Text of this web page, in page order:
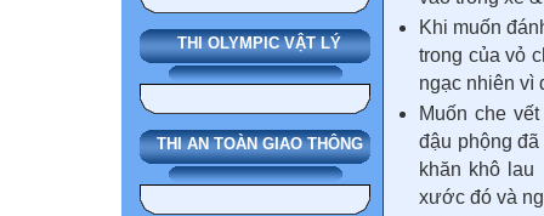
THI OLYMPIC VẬT LÝ
THI AN TOÀN GIAO THÔNG
Khi muốn
trong của vỏ
ngạc nhiên vì
Muốn che
đậu phộng
khăn khô lau
xước đó và